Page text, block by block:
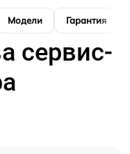
Модели Гарантия
сервис-